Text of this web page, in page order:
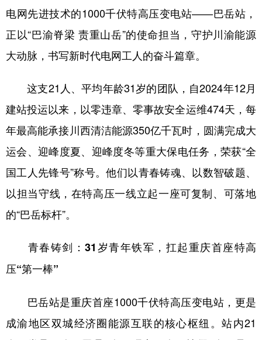
电网先进技术的1000千伏特高压变电站——巴岳站，
正以“巴渝脊梁 责重山岳”的使命担当，守护川渝能源
大动脉，书写新时代电网工人的奋斗篇章。
这支21人、平均年龄31岁的团队，自2024年12月
建站投运以来，以零违章、零事故安全运维474天，每
年最高能承接川西清洁能源350亿千瓦时，圆满完成大
运会、迎峰度夏、迎峰度冬等重大保电任务，荣获“全
国工人先锋号”称号。他们以青春铸魂、以数智破题、
以担当守线，在特高压一线立起一座可复制、可落地
的“巴岳标杆”。
青春铸剑：31岁青年铁军，扛起重庆首座特高
压“第一棒”
巴岳站是重庆首座1000千伏特高压变电站，更是
成渝地区双城经济圈能源互联的核心枢纽。站内21